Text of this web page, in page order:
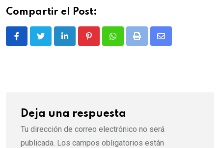
Compartir el Post:
LinkedIn PinterestWhatsappPrint
Share
Deja una respuesta
Tu dirección de correo electrónico no será
publicada. Los campos obligatorios están